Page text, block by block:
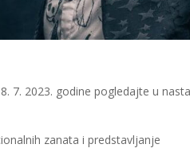
7. 2023. godine pogledajte u
zanata i predstavljanje